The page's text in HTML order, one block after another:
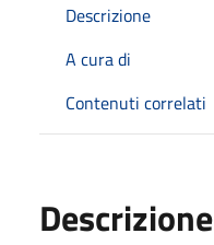
Descrizione
A cura di
Contenuti correlati
Descrizione